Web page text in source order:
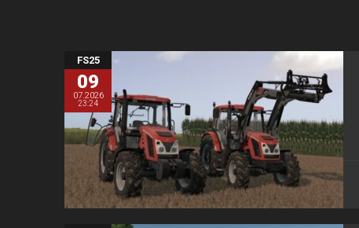
FS25
09
07.2026
23:24